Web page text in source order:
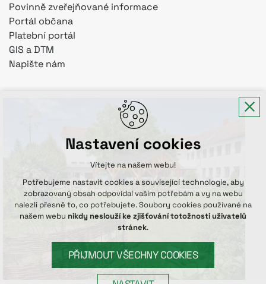
Povinně zveřejňované informace
Portál občana
Platební portál
GIS a DTM
Napište nám
Nastavení cookies
Vítejte na našem webu!
Potřebujeme nastavit cookies a související technologie, aby
zobrazovaný obsah odpovídal vašim potřebám a vy na webu
nalezli přesně to, co potřebujete. Soubory cookies používané na
našem webu nikdy neslouží ke zjišťování totožnosti uživatelů
stránek.
PŘIJMOUT VŠECHNY COOKIES